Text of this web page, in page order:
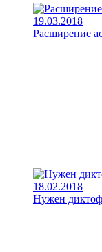
19.03.2018
Расширение
18.02.2018
Нужен